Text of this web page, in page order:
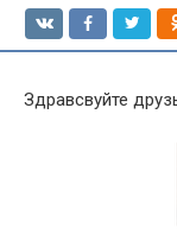
Здравсвуйте